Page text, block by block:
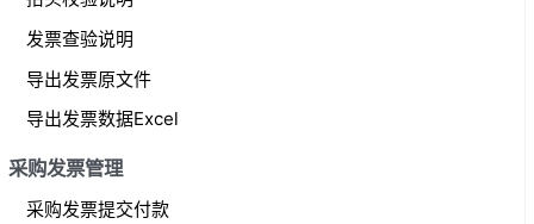
发票查验说明
导出发票原文件
导出发票数据Excel
采购发票管理
采购发票提交付款